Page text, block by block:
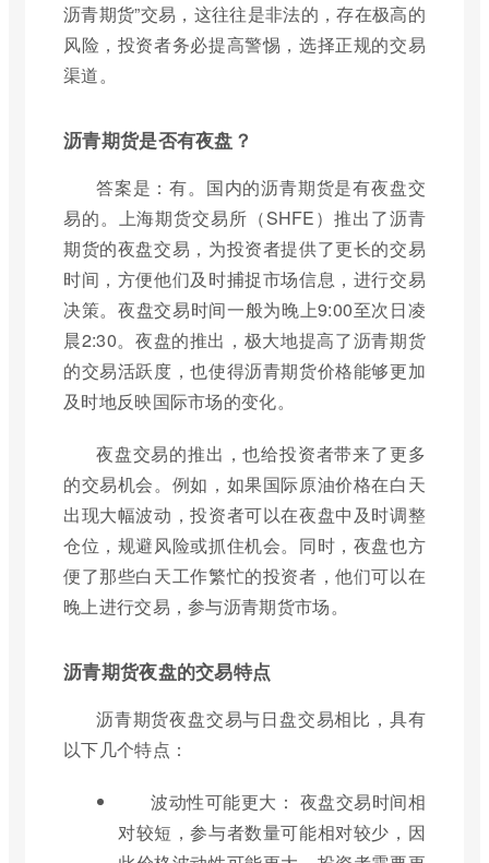
沥青期货”交易，这往往是非法的，存在极高的
风险，投资者务必提高警惕，选择正规的交易
渠道。
沥青期货是否有夜盘？
答案是：有。国内的沥青期货是有夜盘交
易的。上海期货交易所（SHFE）推出了沥青
期货的夜盘交易，为投资者提供了更长的交易
时间，方便他们及时捕捉市场信息，进行交易
决策。夜盘交易时间一般为晚上9:00至次日凌
晨2:30。夜盘的推出，极大地提高了沥青期货
的交易活跃度，也使得沥青期货价格能够更加
及时地反映国际市场的变化。
夜盘交易的推出，也给投资者带来了更多
的交易机会。例如，如果国际原油价格在白天
出现大幅波动，投资者可以在夜盘中及时调整
仓位，规避风险或抓住机会。同时，夜盘也方
便了那些白天工作繁忙的投资者，他们可以在
晚上进行交易，参与沥青期货市场。
沥青期货夜盘的交易特点
沥青期货夜盘交易与日盘交易相比，具有
以下几个特点：
波动性可能更大： 夜盘交易时间相
对较短，参与者数量可能相对较少，因